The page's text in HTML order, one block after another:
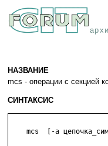
НАЗВАНИЕ
mcs - операции с секцией
СИНТАКСИС
mcs  [-a